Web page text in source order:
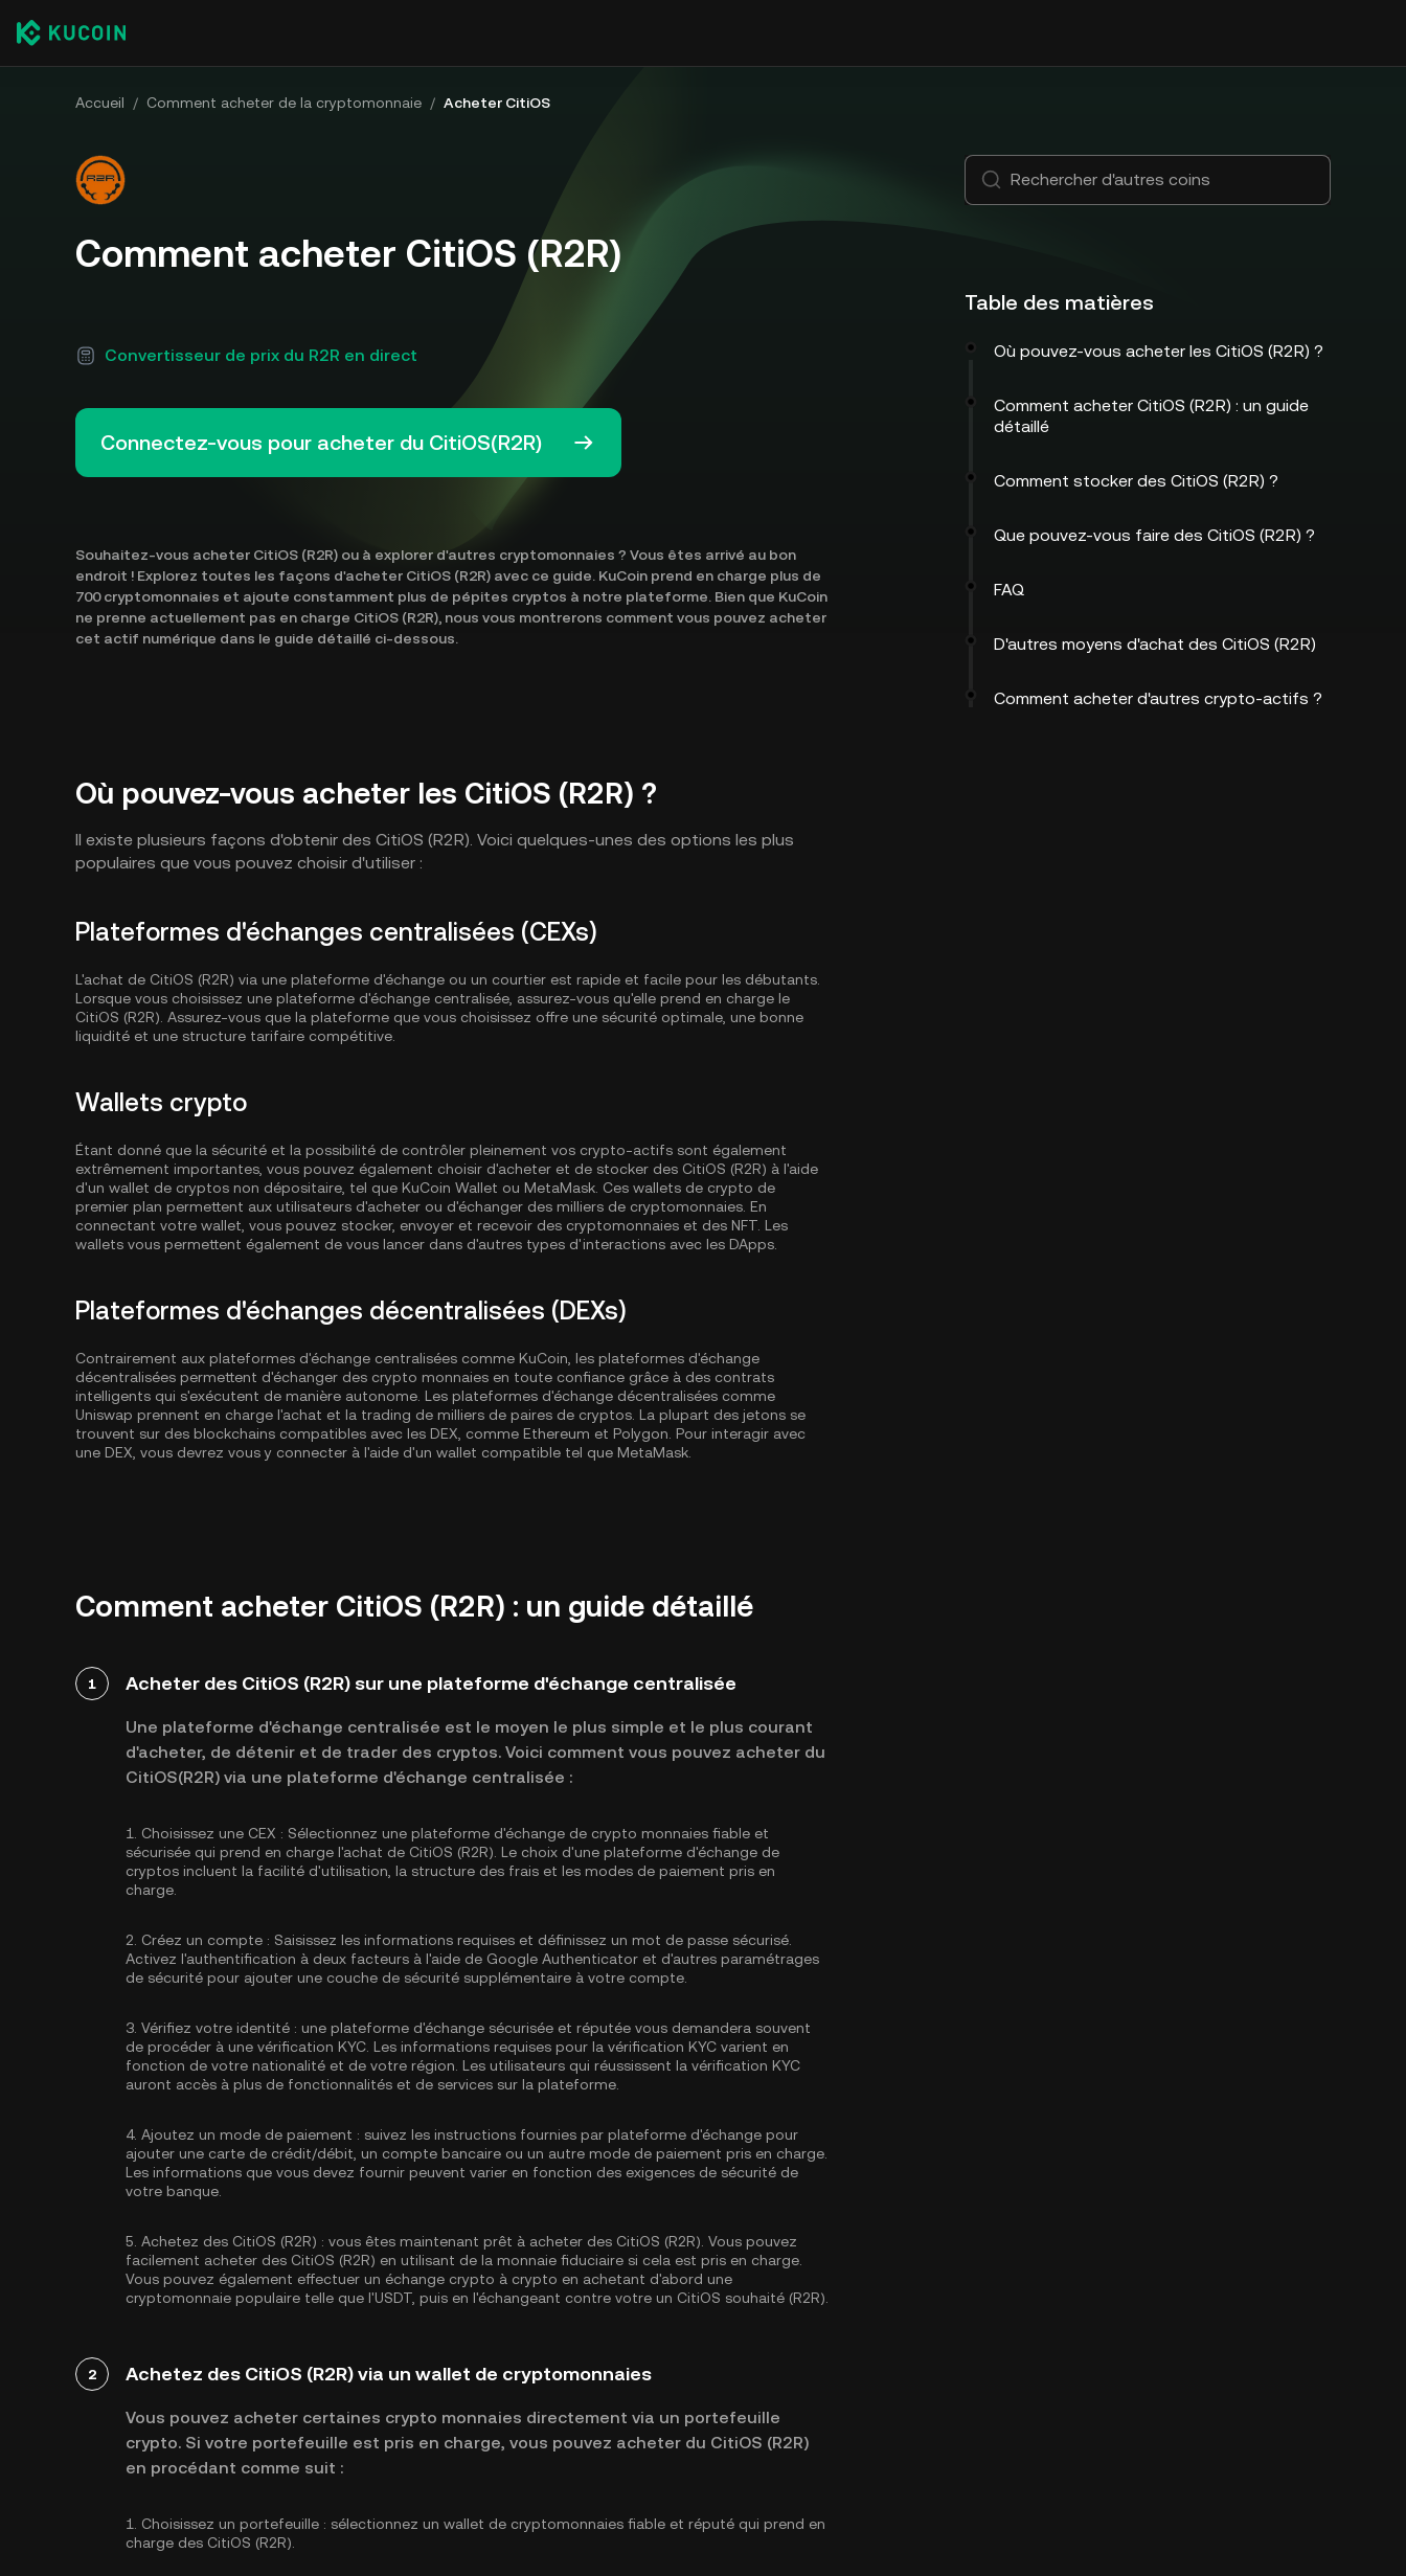
Accueil / Comment acheter de la cryptomonnaie / Acheter CitiOS
Comment acheter CitiOS (R2R)
Convertisseur de prix du R2R en direct
Connectez-vous pour acheter du CitiOS(R2R)
Souhaitez-vous acheter CitiOS (R2R) ou à explorer d'autres cryptomonnaies ? Vous êtes arrivé au bon
endroit ! Explorez toutes les façons d'acheter CitiOS (R2R) avec ce guide. KuCoin prend en charge plus de
700 cryptomonnaies et ajoute constamment plus de pépites cryptos à notre plateforme. Bien que KuCoin
ne prenne actuellement pas en charge CitiOS (R2R), nous vous montrerons comment vous pouvez acheter
cet actif numérique dans le guide détaillé ci-dessous.
Où pouvez-vous acheter les CitiOS (R2R) ?
Il existe plusieurs façons d'obtenir des CitiOS (R2R). Voici quelques-unes des options les plus
populaires que vous pouvez choisir d'utiliser :
Plateformes d'échanges centralisées (CEXs)
L'achat de CitiOS (R2R) via une plateforme d'échange ou un courtier est rapide et facile pour les débutants.
Lorsque vous choisissez une plateforme d'échange centralisée, assurez-vous qu'elle prend en charge le
CitiOS (R2R). Assurez-vous que la plateforme que vous choisissez offre une sécurité optimale, une bonne
liquidité et une structure tarifaire compétitive.
Wallets crypto
Étant donné que la sécurité et la possibilité de contrôler pleinement vos crypto-actifs sont également
extrêmement importantes, vous pouvez également choisir d'acheter et de stocker des CitiOS (R2R) à l'aide
d'un wallet de cryptos non dépositaire, tel que KuCoin Wallet ou MetaMask. Ces wallets de crypto de
premier plan permettent aux utilisateurs d'acheter ou d'échanger des milliers de cryptomonnaies. En
connectant votre wallet, vous pouvez stocker, envoyer et recevoir des cryptomonnaies et des NFT. Les
wallets vous permettent également de vous lancer dans d'autres types d'interactions avec les DApps.
Plateformes d'échanges décentralisées (DEXs)
Contrairement aux plateformes d'échange centralisées comme KuCoin, les plateformes d'échange
décentralisées permettent d'échanger des crypto monnaies en toute confiance grâce à des contrats
intelligents qui s'exécutent de manière autonome. Les plateformes d'échange décentralisées comme
Uniswap prennent en charge l'achat et la trading de milliers de paires de cryptos. La plupart des jetons se
trouvent sur des blockchains compatibles avec les DEX, comme Ethereum et Polygon . Pour interagir avec
une DEX, vous devrez vous y connecter à l'aide d'un wallet compatible tel que MetaMask.
Comment acheter CitiOS (R2R) : un guide détaillé
1 Acheter des CitiOS (R2R) sur une plateforme d'échange centralisée
Une plateforme d'échange centralisée est le moyen le plus simple et le plus courant
d'acheter, de détenir et de trader des cryptos. Voici comment vous pouvez acheter du
CitiOS(R2R) via une plateforme d'échange centralisée :
1. Choisissez une CEX : Sélectionnez une plateforme d'échange de crypto monnaies fiable et
sécurisée qui prend en charge l'achat de CitiOS (R2R). Le choix d'une plateforme d'échange de
cryptos incluent la facilité d'utilisation, la structure des frais et les modes de paiement pris en
charge.
2. Créez un compte : Saisissez les informations requises et définissez un mot de passe sécurisé.
Activez l'authentification à deux facteurs à l'aide de Google Authenticator et d'autres paramétrages
de sécurité pour ajouter une couche de sécurité supplémentaire à votre compte.
3. Vérifiez votre identité : une plateforme d'échange sécurisée et réputée vous demandera souvent
de procéder à une vérification KYC. Les informations requises pour la vérification KYC varient en
fonction de votre nationalité et de votre région. Les utilisateurs qui réussissent la vérification KYC
auront accès à plus de fonctionnalités et de services sur la plateforme.
4. Ajoutez un mode de paiement : suivez les instructions fournies par plateforme d'échange pour
ajouter une carte de crédit/débit, un compte bancaire ou un autre mode de paiement pris en charge.
Les informations que vous devez fournir peuvent varier en fonction des exigences de sécurité de
votre banque.
5. Achetez des CitiOS (R2R) : vous êtes maintenant prêt à acheter des CitiOS (R2R). Vous pouvez
facilement acheter des CitiOS (R2R) en utilisant de la monnaie fiduciaire si cela est pris en charge.
Vous pouvez également effectuer un échange crypto à crypto en achetant d'abord une
cryptomonnaie populaire telle que l'USDT , puis en l'échangeant contre votre un CitiOS souhaité (R2R).
2 Achetez des CitiOS (R2R) via un wallet de cryptomonnaies
Vous pouvez acheter certaines crypto monnaies directement via un portefeuille
crypto. Si votre portefeuille est pris en charge, vous pouvez acheter du CitiOS (R2R)
en procédant comme suit :
1. Choisissez un portefeuille : sélectionnez un wallet de cryptomonnaies fiable et réputé qui prend en
charge des CitiOS (R2R).
Table des matières
Où pouvez-vous acheter les CitiOS (R2R) ?
Comment acheter CitiOS (R2R) : un guide
détaillé
Comment stocker des CitiOS (R2R) ?
Que pouvez-vous faire des CitiOS (R2R) ?
FAQ
D'autres moyens d'achat des CitiOS (R2R)
Comment acheter d'autres crypto-actifs ?